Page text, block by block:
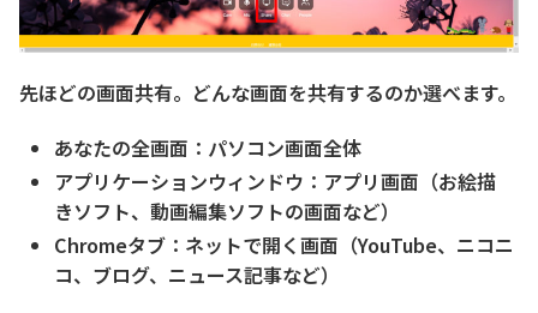
先ほどの画面共有。どんな画面を共有するのか選べます。
あなたの全画面：パソコン画面全体
アプリケーションウィンドウ：アプリ画面（お絵描
きソフト、動画編集ソフトの画面など）
Chromeタブ：ネットで開く画面（YouTube、ニコニ
コ、ブログ、ニュース記事など）